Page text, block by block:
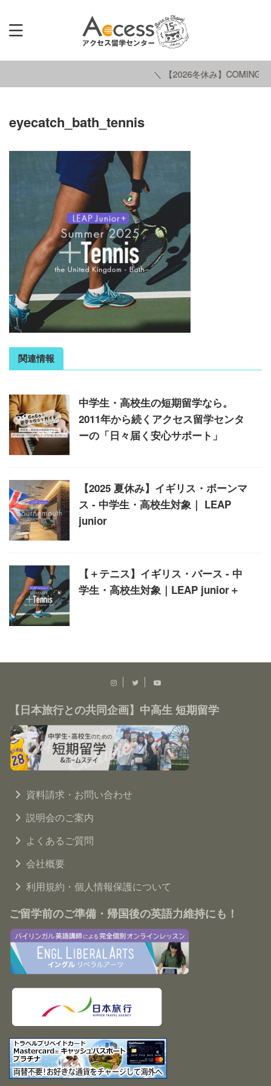
＼ 【2026冬休み】COMING
eyecatch_bath_tennis
関連情報
中学生・高校生の短期留学なら。
2011年から続くアクセス留学センタ
ーの「日々届く安心サポート」
【2025 夏休み】イギリス・ボーンマ
ス - 中学生・高校生対象｜ LEAP
junior
【＋テニス】イギリス・バース - 中
学生・高校生対象｜LEAP junior＋
【日本旅行との共同企画】中高生 短期留学
資料請求・お問い合わせ
説明会のご案内
よくあるご質問
会社概要
利用規約・個人情報保護について
ご留学前のご準備・帰国後の英語力維持にも！